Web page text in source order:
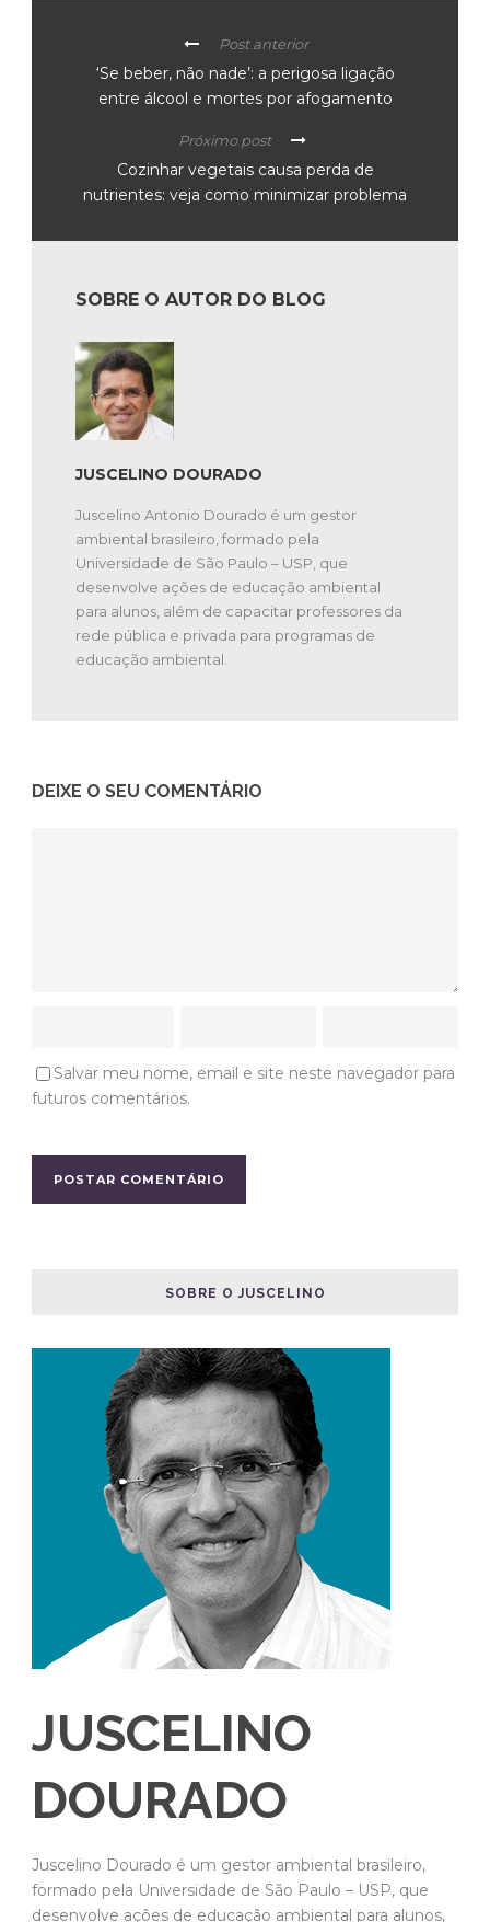
Post anterior
‘Se beber, não nade’: a perigosa ligação
entre álcool e mortes por afogamento
Próximo post
Cozinhar vegetais causa perda de
nutrientes: veja como minimizar problema
SOBRE O AUTOR DO BLOG
JUSCELINO DOURADO
Juscelino Antonio Dourado é um gestor
ambiental brasileiro, formado pela
Universidade de São Paulo – USP, que
desenvolve ações de educação ambiental
para alunos, além de capacitar professores da
rede pública e privada para programas de
educação ambiental.
DEIXE O SEU COMENTÁRIO
Salvar meu nome, email e site neste navegador para
futuros comentários.
SOBRE O JUSCELINO
JUSCELINO
DOURADO
Juscelino Dourado é um gestor ambiental brasileiro,
formado pela Universidade de São Paulo – USP, que
desenvolve ações de educação ambiental para alunos,